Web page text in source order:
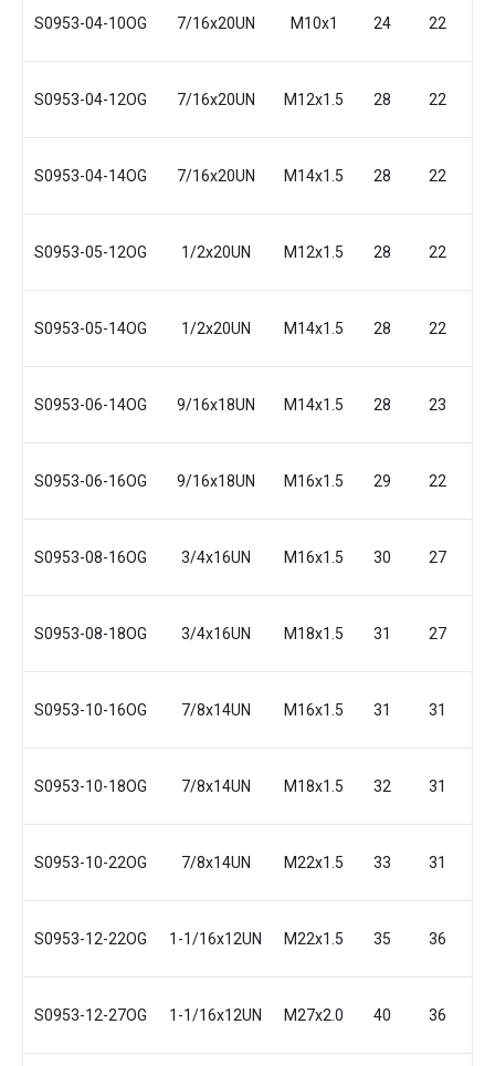
S0953-04-10OG 7/16x20UN M10x1 24 22
S0953-04-12OG 7/16x20UN M12x1.5 28 22
S0953-04-14OG 7/16x20UN M14x1.5 28 22
S0953-05-12OG 1/2x20UN M12x1.5 28 22
S0953-05-14OG 1/2x20UN M14x1.5 28 22
S0953-06-14OG 9/16x18UN M14x1.5 28 23
S0953-06-16OG 9/16x18UN M16x1.5 29 22
S0953-08-16OG 3/4x16UN M16x1.5 30 27
S0953-08-18OG 3/4x16UN M18x1.5 31 27
S0953-10-16OG 7/8x14UN M16x1.5 31 31
S0953-10-18OG 7/8x14UN M18x1.5 32 31
S0953-10-22OG 7/8x14UN M22x1.5 33 31
S0953-12-22OG 1-1/16x12UN M22x1.5 35 36
S0953-12-27OG 1-1/16x12UN M27x2.0 40 36